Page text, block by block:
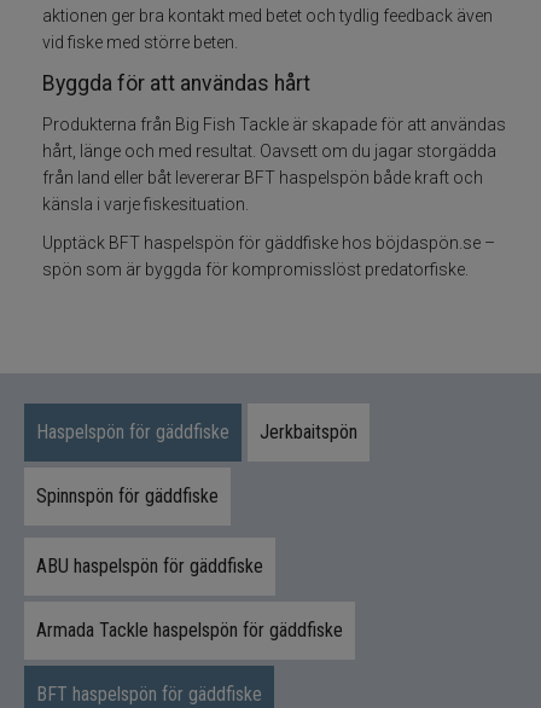
Vertikalspön
Trollingspön
Metspön
Fiskedrag
Småplock
Tillbehör
Flugbindning
aktionen ger bra kontakt med betet och tydlig feedback även
vid fiske med större beten.
Byggda för att användas hårt
Produkterna från Big Fish Tackle är skapade för att användas
hårt, länge och med resultat. Oavsett om du jagar storgädda
från land eller båt levererar BFT haspelspön både kraft och
känsla i varje fiskesituation.
Upptäck BFT haspelspön för gäddfiske hos böjdaspön.se –
spön som är byggda för kompromisslöst predatorfiske.
Haspelspön för gäddfiske Jerkbaitspön
Spinnspön för gäddfiske
ABU haspelspön för gäddfiske
Armada Tackle haspelspön för gäddfiske
BFT haspelspön för gäddfiske